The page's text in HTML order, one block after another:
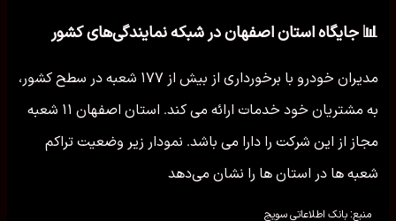
📊 جایگاه استان اصفهان در شبکه نمایندگی‌های کشور
مدیران خودرو با برخورداری از بیش از ۱۷۷ شعبه در سطح کشور،
به مشتریان خود خدمات ارائه می کند. استان اصفهان ۱۱ شعبه
مجاز از این شرکت را دارا می باشد. نمودار زیر وضعیت تراکم
شعبه ها در استان ها را نشان می‌دهد
منبع: بانک اطلاعاتی سویج